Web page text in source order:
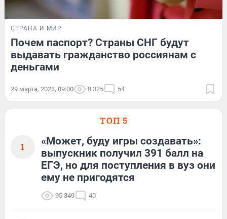
СТРАНА И МИР
Почем паспорт? Страны СНГ будут
выдавать гражданство россиянам с
деньгами
29 марта, 2023, 09:00 8 325 54
ТОП 5
1
«Может, буду игры создавать»:
выпускник получил 391 балл на
ЕГЭ, но для поступления в вуз они
ему не пригодятся
95 349 40